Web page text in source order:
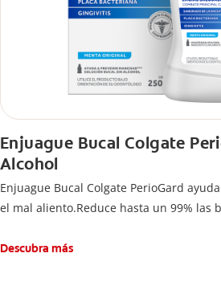
Enjuague Bucal Colgate
Alcohol
Enjuague Bucal Colgate PerioGard
el mal aliento.Reduce hasta un 99% las
Descubra más